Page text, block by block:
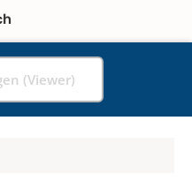
(Viewer)